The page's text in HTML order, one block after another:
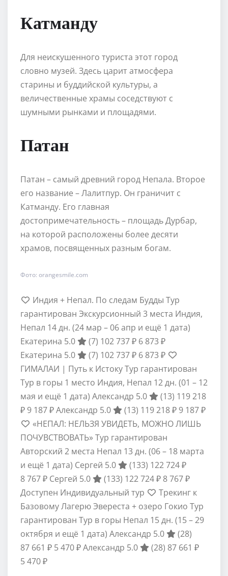
Катманду
Для неискушенного туриста этот город
словно музей. Здесь царит атмосфера
старины и буддийской культуры, а
величественные храмы соседствуют с
шумными рынками и площадями.
Патан
Патан – самый древний город Непала. Второе
его название – Лалитпур. Он граничит с
Катманду. Его главная
достопримечательность – площадь Дурбар,
на которой расположены более десяти
храмов, посвященных разным богам.
Фото: orangesmile.com
Индия + Непал. По следам Будды Тур
гарантирован Экскурсионный 3 места Индия,
Непал 14 дн. (24 мар – 06 апр и ещё 1 дата)
Екатерина 5.0
(7) 102 737 ₽ 6 873 ₽
Екатерина 5.0
(7) 102 737 ₽ 6 873 ₽
ГИМАЛАИ | Путь к Истоку Тур гарантирован
Тур в горы 1 место Индия, Непал 12 дн. (01 – 12
мая и ещё 1 дата) Александр 5.0 (13) 119 218
₽ 9 187 ₽Александр 5.0 (13) 119 218 ₽ 9 187 ₽
«НЕПАЛ: НЕЛЬЗЯ УВИДЕТЬ, МОЖНО ЛИШЬ
ПОЧУВСТВОВАТЬ» Тур гарантирован
Авторский 2 места Непал 13 дн. (06 – 18 марта
и ещё 1 дата) Сергей 5.0 (133) 122 724 ₽
8 767 ₽ Сергей 5.0 (133) 122 724 ₽ 8 767 ₽
Доступен Индивидуальный тур
Трекинг к
Базовому Лагерю Эвереста + озеро Гокио Тур
гарантирован Тур в горы Непал 15 дн. (15 – 29
октября и ещё 1 дата) Александр 5.0
(28)
87 661 ₽ 5 470 ₽Александр 5.0 (28) 87 661 ₽
5 470 ₽